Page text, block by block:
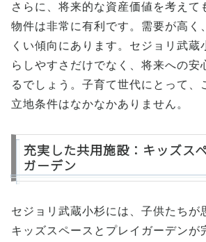
さらに、将来的な資産価値を考えて
物件は非常に有利です。需要が高く
くい傾向にあります。セジョリ武蔵
らしやすさだけでなく、将来への安
るでしょう。子育て世代にとって、
立地条件はなかなかありません。
充実した共用施設：キッズス
ガーデン
セジョリ武蔵小杉には、子供たちが
キッズスペースとプレイガーデンが